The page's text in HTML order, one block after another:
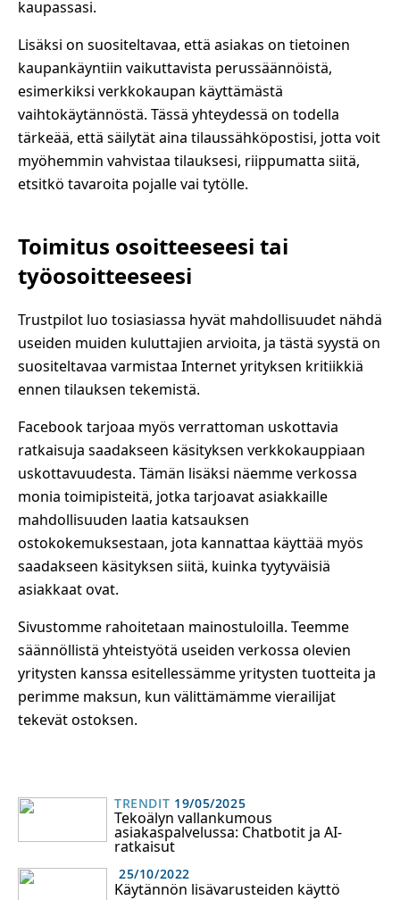
kaupassasi.
Lisäksi on suositeltavaa, että asiakas on tietoinen
kaupankäyntiin vaikuttavista perussäännöistä,
esimerkiksi verkkokaupan käyttämästä
vaihtokäytännöstä. Tässä yhteydessä on todella
tärkeää, että säilytät aina tilaussähköpostisi, jotta voit
myöhemmin vahvistaa tilauksesi, riippumatta siitä,
etsitkö tavaroita pojalle vai tytölle.
Toimitus osoitteeseesi tai
työosoitteeseesi
Trustpilot luo tosiasiassa hyvät mahdollisuudet nähdä
useiden muiden kuluttajien arvioita, ja tästä syystä on
suositeltavaa varmistaa Internet yrityksen kritiikkiä
ennen tilauksen tekemistä.
Facebook tarjoaa myös verrattoman uskottavia
ratkaisuja saadakseen käsityksen verkkokauppiaan
uskottavuudesta. Tämän lisäksi näemme verkossa
monia toimipisteitä, jotka tarjoavat asiakkaille
mahdollisuuden laatia katsauksen
ostokokemuksestaan, jota kannattaa käyttää myös
saadakseen käsityksen siitä, kuinka tyytyväisiä
asiakkaat ovat.
Sivustomme rahoitetaan mainostuloilla. Teemme
säännöllistä yhteistyötä useiden verkossa olevien
yritysten kanssa esitellessämme yritysten tuotteita ja
perimme maksun, kun välittämämme vierailijat
tekevät ostoksen.
TRENDIT 19/05/2025
Tekoälyn vallankumous
asiakaspalvelussa: Chatbotit ja AI-
ratkaisut
25/10/2022
Käytännön lisävarusteiden käyttö